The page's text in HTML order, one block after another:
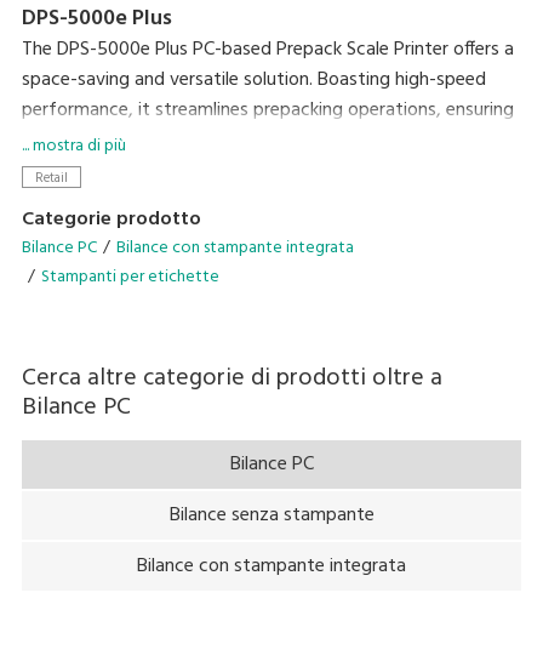
DPS-5000e Plus
The DPS-5000e Plus PC-based Prepack Scale Printer offers a
space-saving and versatile solution. Boasting high-speed
performance, it streamlines prepacking operations, ensuring
exceptional efficiency without compromising on workspace.
streamlining workflow for continuous label printing
• Accommodate a wide range of packing needs
• Small Footprint
... mostra di più
Retail
Categorie prodotto
Bilance PC
Bilance con stampante integrata
Stampanti per etichette
Cerca altre categorie di prodotti oltre a
Bilance PC
Bilance PC
Bilance senza stampante
Bilance con stampante integrata